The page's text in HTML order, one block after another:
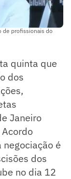
de profissionais do
quinta que
dos
Janeiro
negociação é
dos
no dia 12